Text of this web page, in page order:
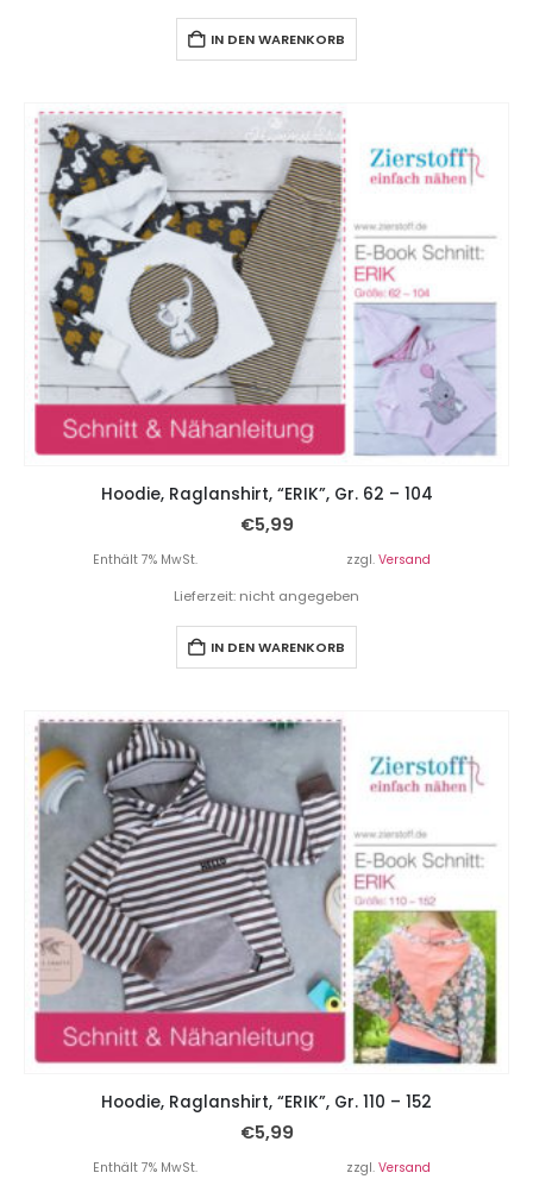
IN DEN WARENKORB
Hoodie, Raglanshirt, “ERIK”, Gr. 62 – 104
€5,99
Enthält 7% MwSt. zzgl. Versand
Lieferzeit: nicht angegeben
IN DEN WARENKORB
Hoodie, Raglanshirt, “ERIK”, Gr. 110 – 152
€5,99
Enthält 7% MwSt. zzgl. Versand